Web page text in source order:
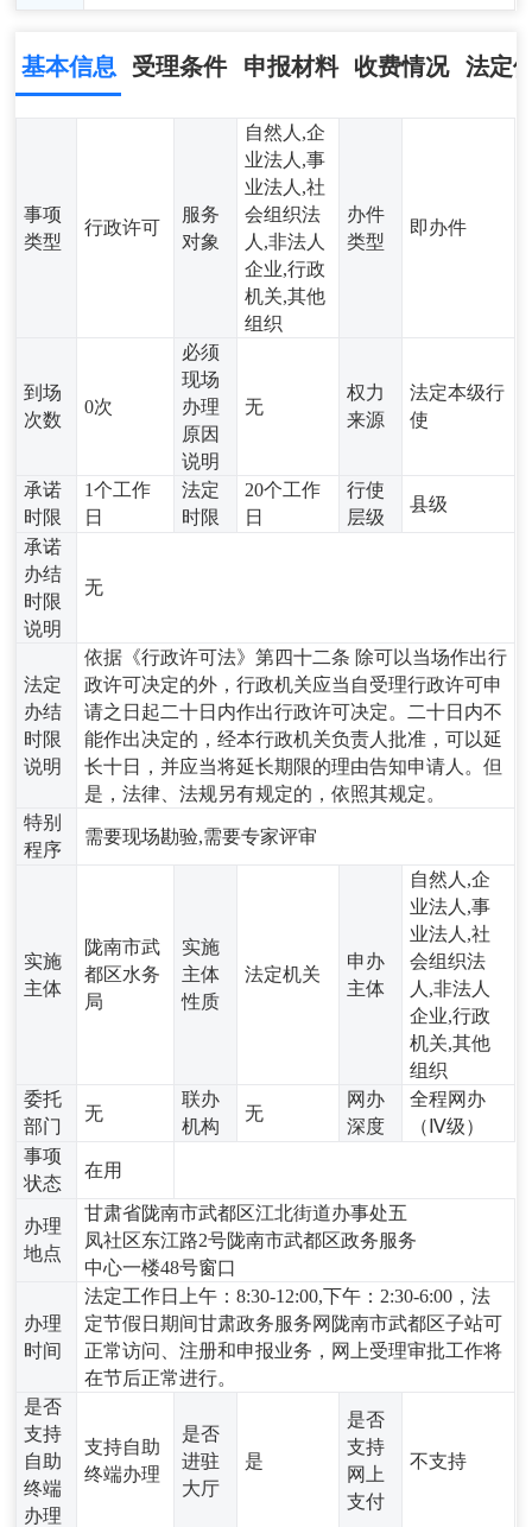
基本信息 受理条件 申报材料 收费情况 法定
事项
类型
行政许可
服务
对象
自然人,企
业法人,事
业法人,社
会组织法
人,非法人
企业,行政
机关,其他
组织
办件
类型
即办件
到场
次数
0次
必须
现场
办理
原因
说明
无
权力
来源
法定本级行
使
承诺
时限
1个工作
日
法定
时限
20个工作
日
行使
层级
县级
承诺
办结
时限
说明
无
法定
办结
时限
说明
依据《行政许可法》第四十二条 除可以当场作出行
政许可决定的外，行政机关应当自受理行政许可申
请之日起二十日内作出行政许可决定。二十日内不
能作出决定的，经本行政机关负责人批准，可以延
长十日，并应当将延长期限的理由告知申请人。但
是，法律、法规另有规定的，依照其规定。
特别
程序
需要现场勘验,需要专家评审
实施
主体
陇南市武
都区水务
局
实施
主体
性质
法定机关
申办
主体
自然人,企
业法人,事
业法人,社
会组织法
人,非法人
企业,行政
机关,其他
组织
委托
部门
无
联办
机构
无
网办
深度
全程网办
（Ⅳ级）
事项
状态
在用
办理
地点
甘肃省陇南市武都区江北街道办事处五
凤社区东江路2号陇南市武都区政务服务
中心一楼48号窗口
办理
时间
法定工作日上午：8:30-12:00,下午：2:30-6:00，法
定节假日期间甘肃政务服务网陇南市武都区子站可
正常访问、注册和申报业务，网上受理审批工作将
在节后正常进行。
是否
支持
自助
终端
办理
支持自助
终端办理
是否
进驻
大厅
是
是否
支持
网上
支付
不支持